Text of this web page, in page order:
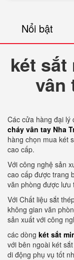
Nổi bật
két
vân
Các cửa hàng đại lý
cháy vân tay Nha
hàng chọn mua két
cao cấp.
Với công nghệ sản
cao cấp được trang
văn phòng được lưu
Với Chất liệu sắt
không gian văn
sản xuất với công
các dòng két sắt
với bên ngoài két
di động phụ vụ tốt